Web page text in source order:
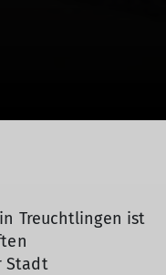
Treuchtlingen ist
Stadt